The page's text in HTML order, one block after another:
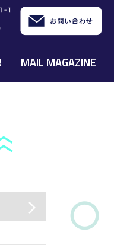
MAIL MAGAZINE
arrow_forward_ios